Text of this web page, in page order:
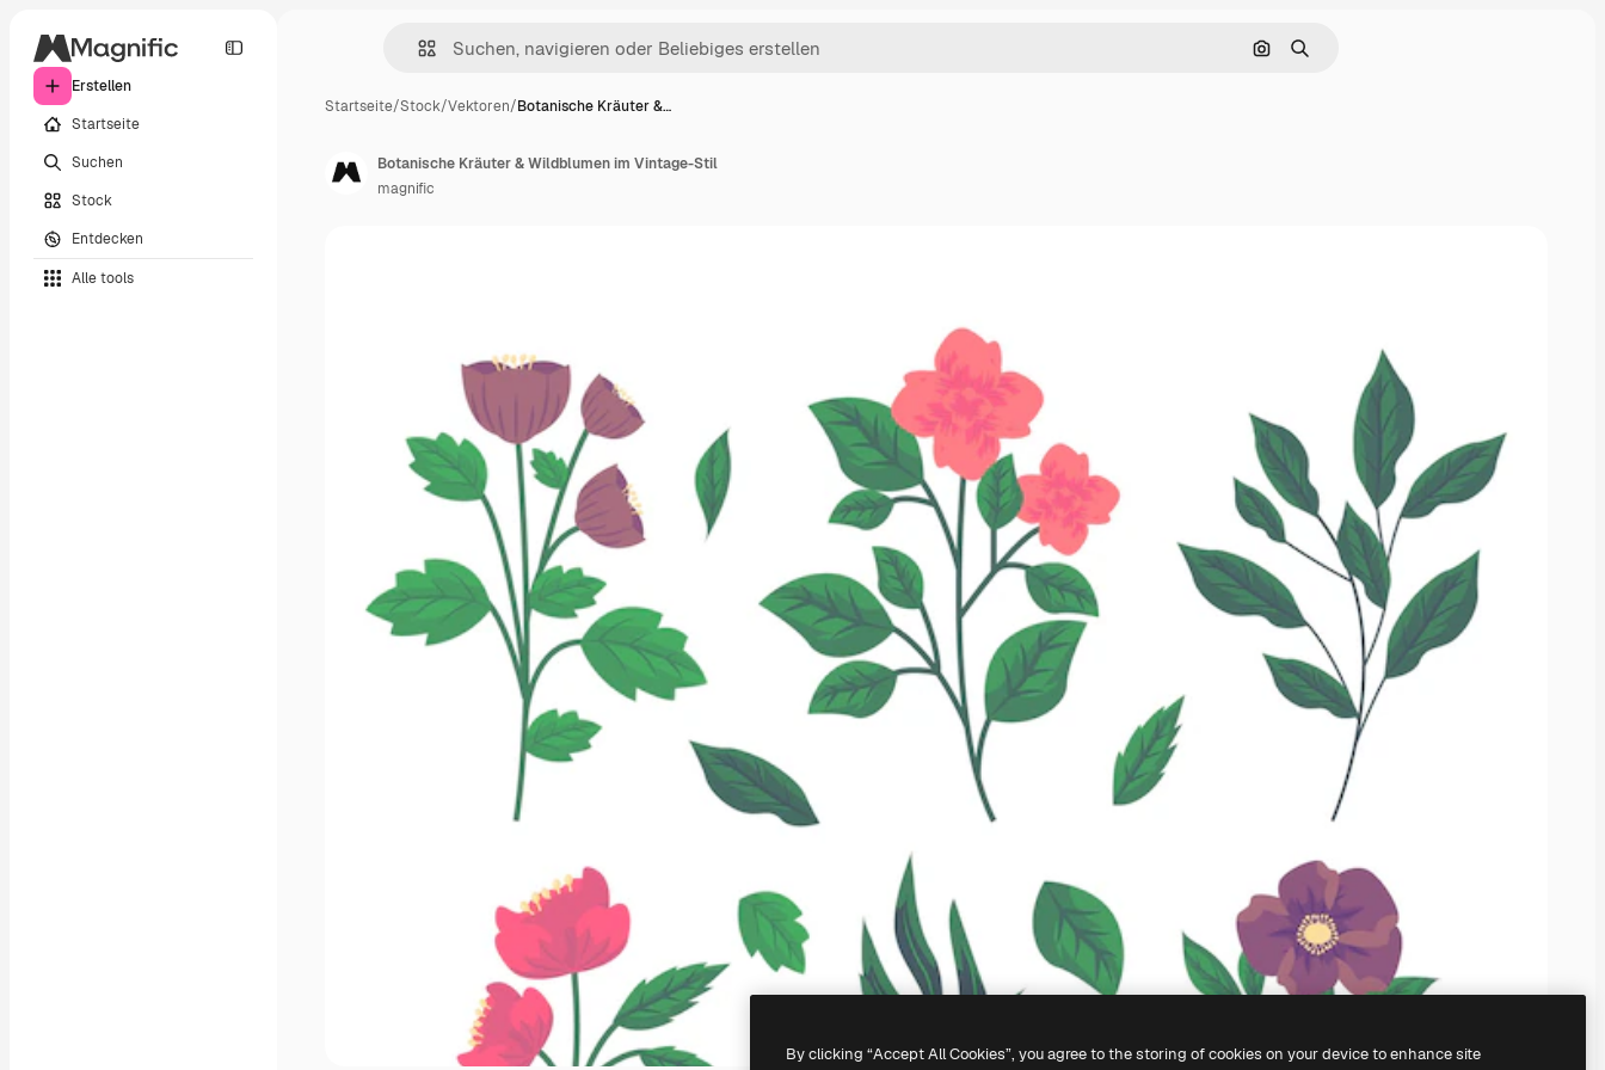
Erstellen
Startseite
Suchen
Stock
Entdecken
Alle tools
Nach Bild suchen
Suchen
Startseite/Stock/Vektoren/Botanische Kräuter &…
Botanische Kräuter & Wildblumen im Vintage-Stil
magnific
By clicking “Accept All Cookies”, you agree to the storing of cookies on your device to enhance site